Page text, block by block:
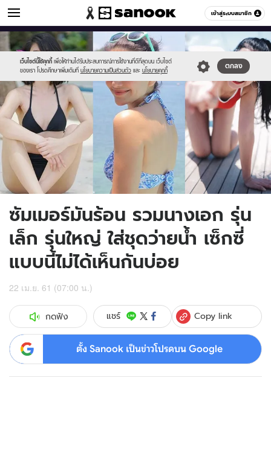
เข้าสู่ระบบสมาชิก
ข่าวบันเทิง หมวดอื่นๆ
เว็บไซต์นี้ใช้คุกกี้ เพื่อให้ท่านได้รับประสบการณ์การใช้งานที่ดีที่สุดบน เว็บไซต์
ของเรา โปรดศึกษาเพิ่มเติมที่ นโยบายความเป็นส่วนตัว และ นโยบายคุกกี้
ตกลง
Sanook
//s.isanook.com/sr/0/images/logo-
new-
sanook.png
//s.isanook.com/ns/0/ud/1226/6133091/000.jpg
ซัมเมอร์มันร้อน รวมนางเอก รุ่น
เล็ก รุ่นใหญ่ ใส่ชุดว่ายน้ำ เซ็กซี่
แบบนี้ไม่ได้เห็นกันบ่อย
22 เม.ย. 61 (07:00 น.)
กดฟัง แชร์ Copy link
ตั้ง Sanook เป็นข่าวโปรดบน Google